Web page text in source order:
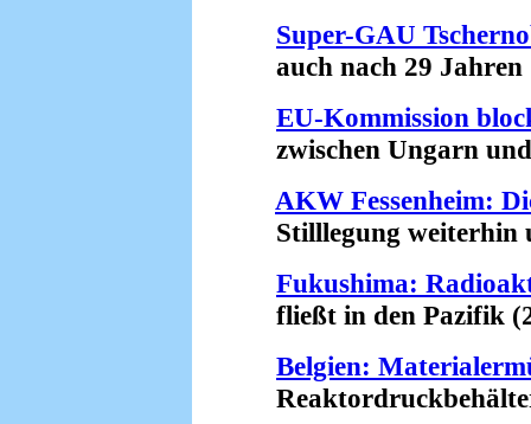
Super-GAU
auch nach 29 Jahren
EU-Kommission
zwischen Ungarn und
AKW Fessenheim:
Stilllegung weiterhin
Fukushima:
fließt in den Pazifik
Belgien: